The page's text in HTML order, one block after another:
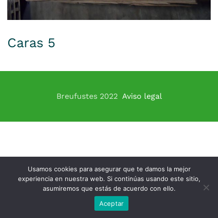
Caras 5
Breufustes 2022 Aviso legal
Usamos cookies para asegurar que te damos la mejor
experiencia en nuestra web. Si continúas usando este sitio,
asumiremos que estás de acuerdo con ello.
Aceptar